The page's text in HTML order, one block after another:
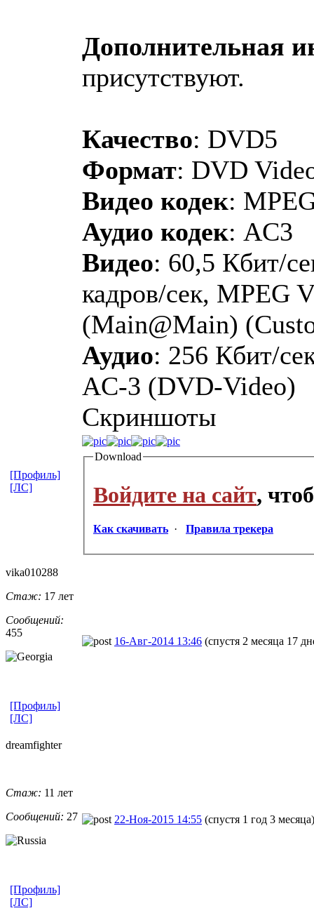
Дополнительная
присутствуют.
Качество: DVD5
Формат: DVD
Видео кодек:
Аудио кодек: AC3
Видео: 60,5 Кбит/
кадров/сек, MPEG
(Main@Main)
Аудио: 256 Кбит/
AC-3 (DVD-Video)
Скриншоты
Download
Войдите на сайт,
Как скачивать · Правила трекера
[Профиль]
[ЛС]
vika010288
Стаж: 17 лет
Сообщений:
455
16-Авг-2014 13:46 (спустя 2 месяца 17
[Профиль]
[ЛС]
dreamfighter
Стаж: 11 лет
Сообщений: 27 22-Ноя-2015 14:55 (спустя 1 год 3 месяца)
[Профиль]
[ЛС]